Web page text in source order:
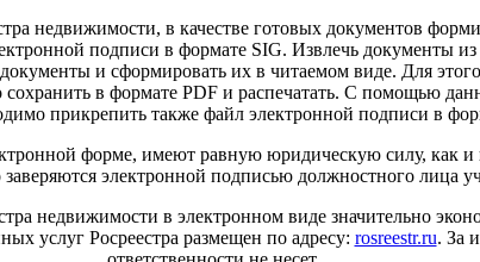
недвижимости, в качестве готовых документов
подписи в формате SIG. Извлечь документы
и сформировать их в читаемом виде. Для
в формате PDF и распечатать. С помощью
прикрепить также файл электронной подписи в
форме, имеют равную юридическую силу,
заверяются электронной подписью должностного лица
недвижимости в электронном виде значительно
услуг Росреестра размещен по адресу: rosreestr.ru. За